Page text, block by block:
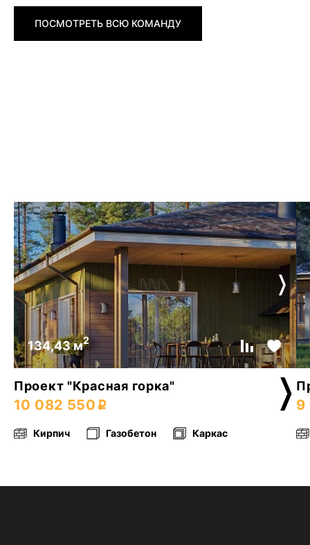
ПОСМОТРЕТЬ ВСЮ КОМАНДУ
134,43 м2
Проект "Красная горка"
10 082 550
Кирпич Газобетон Каркас
9